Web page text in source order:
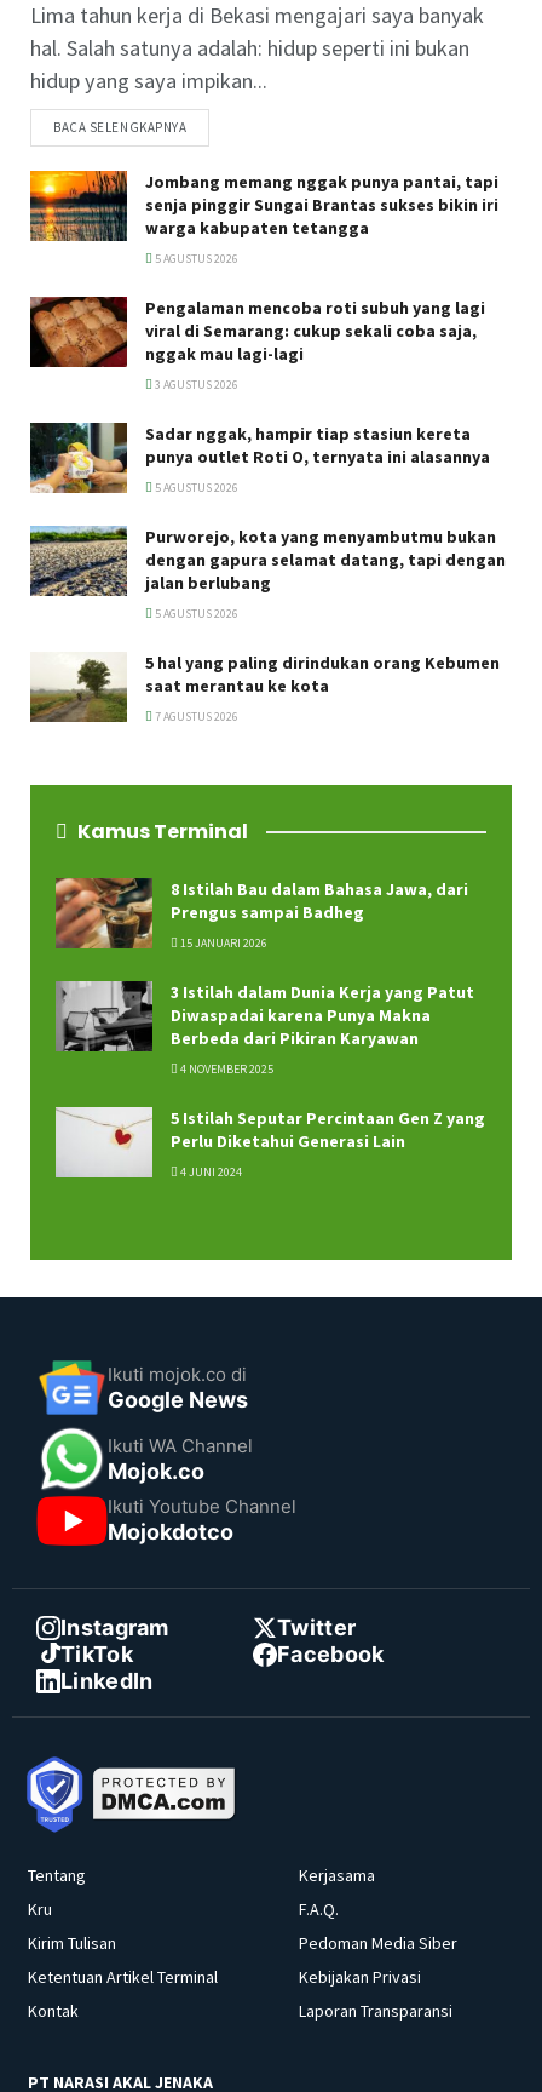
Lima tahun kerja di Bekasi mengajari saya banyak
hal. Salah satunya adalah: hidup seperti ini bukan
hidup yang saya impikan...
BACA SELENGKAPNYA
Jombang memang nggak punya pantai, tapi
senja pinggir Sungai Brantas sukses bikin iri
warga kabupaten tetangga
5 AGUSTUS 2026
Pengalaman mencoba roti subuh yang lagi
viral di Semarang: cukup sekali coba saja,
nggak mau lagi-lagi
3 AGUSTUS 2026
Sadar nggak, hampir tiap stasiun kereta
punya outlet Roti O, ternyata ini alasannya
5 AGUSTUS 2026
Purworejo, kota yang menyambutmu bukan
dengan gapura selamat datang, tapi dengan
jalan berlubang
5 AGUSTUS 2026
5 hal yang paling dirindukan orang Kebumen
saat merantau ke kota
7 AGUSTUS 2026
Kamus Terminal
8 Istilah Bau dalam Bahasa Jawa, dari
Prengus sampai Badheg
15 JANUARI 2026
3 Istilah dalam Dunia Kerja yang Patut
Diwaspadai karena Punya Makna
Berbeda dari Pikiran Karyawan
4 NOVEMBER 2025
5 Istilah Seputar Percintaan Gen Z yang
Perlu Diketahui Generasi Lain
4 JUNI 2024
Ikuti mojok.co di
Google News
Ikuti WA Channel
Mojok.co
Ikuti Youtube Channel
Mojokdotco
Instagram
Twitter
TikTok
Facebook
LinkedIn
Tentang
Kru
Kirim Tulisan
Ketentuan Artikel Terminal
Kontak
Kerjasama
F.A.Q.
Pedoman Media Siber
Kebijakan Privasi
Laporan Transparansi
PT NARASI AKAL JENAKA